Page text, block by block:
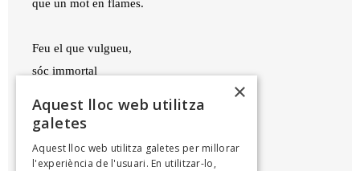
que un mot en flames.
Feu el que vulgueu,
sóc immortal
Terra llarga, 2019
×
Aquest lloc web utilitza
galetes
Aquest lloc web utilitza galetes per millorar
l'experiència de l'usuari. En utilitzar-lo,